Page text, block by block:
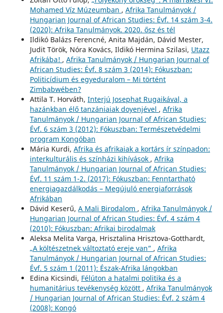
Mohamed Víz Múzeumban , Afrika Tanulmányok /
Hungarian Journal of African Studies: Évf. 14 szám 3-4.
(2020): Afrika Tanulmányok. 2020. ősz és tél
Ildikó Balázs Ferencné, Anita Majdán, Dávid Mester,
Judit Török, Nóra Kovács, Ildikó Hermina Szilasi, Utazz
Afrikába! , Afrika Tanulmányok / Hungarian Journal of
African Studies: Évf. 8 szám 3 (2014): Fókuszban:
Politicídium és egyeduralom – Mi történt
Zimbabwében?
Attila T. Horváth, Interjú Josephat Rugaikával, a
hazánkban élő tanzániaiak doyenjével , Afrika
Tanulmányok / Hungarian Journal of African Studies:
Évf. 6 szám 3 (2012): Fókuszban: Természetvédelmi
program Kongóban
Mária Kurdi, Afrika és afrikaiak a kortárs ír színpadon:
interkulturális és színházi kihívások , Afrika
Tanulmányok / Hungarian Journal of African Studies:
Évf. 11 szám 1-2. (2017): Fókuszban: Fenntartható
energiagazdálkodás – Megújuló energiaforrások
Afrikában
Dávid Keserű, A Mali Birodalom , Afrika Tanulmányok /
Hungarian Journal of African Studies: Évf. 4 szám 4
(2010): Fókuszban: Afrikai birodalmak
Aleksa Melita Varga, Hrisztalina Hrisztova-Gotthardt,
„A költészetnek változtató ereje van” , Afrika
Tanulmányok / Hungarian Journal of African Studies:
Évf. 5 szám 1 (2011): Észak-Afrika lángokban
Edina Kicsindi, Félúton a hatalmi politika és a
humanitárius tevékenység között , Afrika Tanulmányok
/ Hungarian Journal of African Studies: Évf. 2 szám 4
(2008): Kongó